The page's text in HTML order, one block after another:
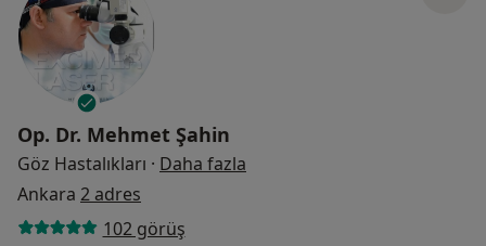
Op. Dr. Mehmet Şahin
Göz Hastalıkları · Daha fazla
Ankara 2 adres
102 görüş